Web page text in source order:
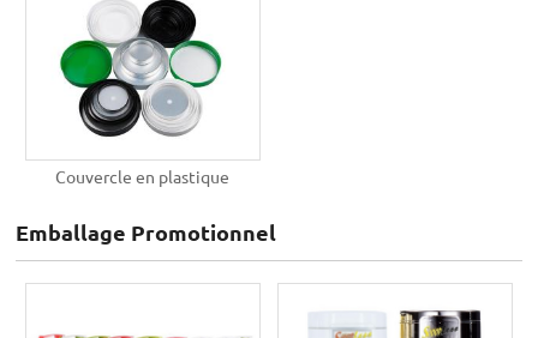
Couvercle en plastique
Emballage Promotionnel